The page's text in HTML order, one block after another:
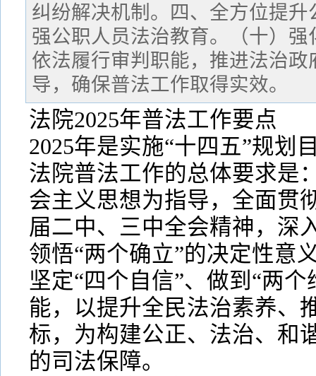
纠纷解决机制。四、全方位提
强公职人员法治教育。（十）
依法履行审判职能，推进法治
导，确保普法工作取得实效。
法院2025年普法工作要点
2025年是实施“十四五”规划
法院普法工作的总体要求是
会主义思想为指导，全面贯
届二中、三中全会精神，深
领悟“两个确立”的决定性意
坚定“四个自信”、做到“两
能，以提升全民法治素养、
标，为构建公正、法治、和
的司法保障。